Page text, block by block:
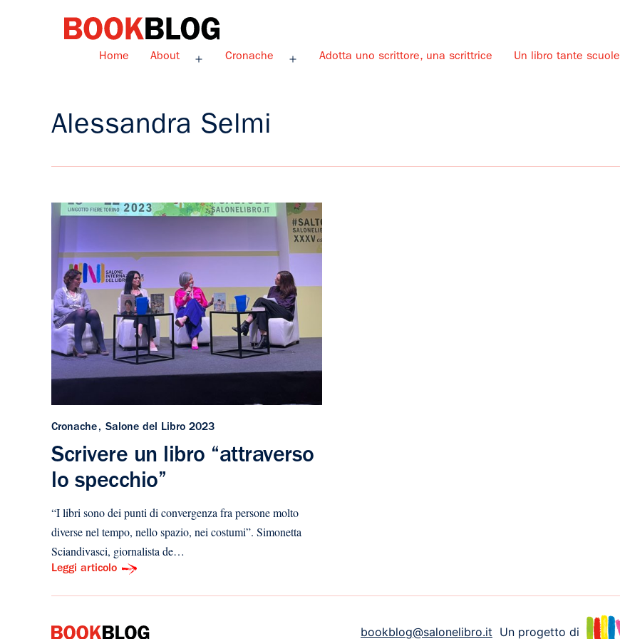
Home About
Apri
Cronache
Apri
Adotta uno scrittore, una scrittrice Un libro tante scuole
Alessandra Selmi
Cronache Salone del Libro 2023
Scrivere un libro “attraverso
lo specchio”
“I libri sono dei punti di convergenza fra persone molto
diverse nel tempo, nello spazio, nei costumi”. Simonetta
Sciandivasci, giornalista de…
Leggi articolo
bookblog@salonelibro.it Un progetto di